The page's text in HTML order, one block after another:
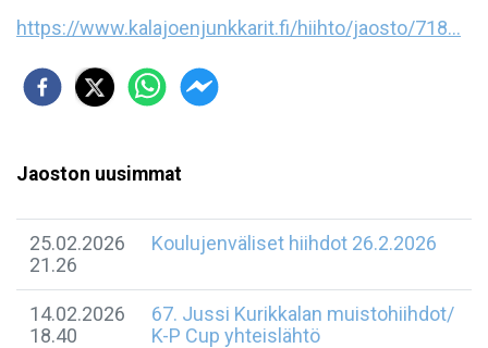
https://www.kalajoenjunkkarit.fi/hiihto/jaosto/718...
Jaoston uusimmat
25.02.2026
21.26
Koulujenväliset hiihdot 26.2.2026
14.02.2026
18.40
67. Jussi Kurikkalan muistohiihdot/
K-P Cup yhteislähtö